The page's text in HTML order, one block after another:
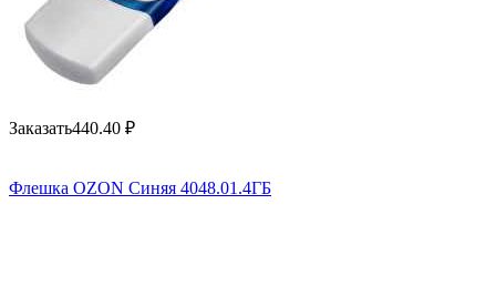
Заказать440.40 ₽
Флешка OZON Синяя 4048.01.4ГБ